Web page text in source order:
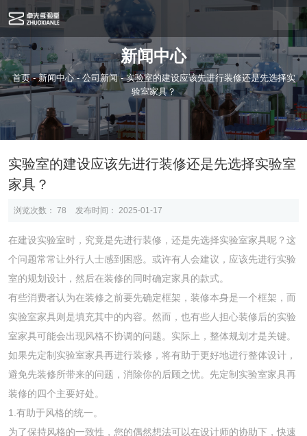
新闻中心
首页-新闻中心 - 公司新闻 -实验室的建设应该先进行装修还是先选择实
验室家具？
实验室的建设应该先进行装修还是先选择实验室
家具？
浏览次数： 78 发布时间： 2025-01-17
在建设实验室时，究竟是先进行装修，还是先选择实验室家具呢？这
个问题常常让外行人士感到困惑。或许有人会建议，应该先进行实验
室的规划设计，然后在装修的同时确定家具的款式。
有些消费者认为在装修之前要先确定框架，装修本身是一个框架，而
实验室家具则是填充其中的内容。然而，也有些人担心装修后的实验
室家具可能会出现风格不协调的问题。实际上，整体规划才是关键。
如果先定制实验室家具再进行装修，将有助于更好地进行整体设计，
避免先装修所带来的问题，消除你的后顾之忧。先定制实验室家具再
装修的四个主要好处。
1.有助于风格的统一。
为了保持风格的一致性，您的偶然想法可以在设计师的协助下，快速